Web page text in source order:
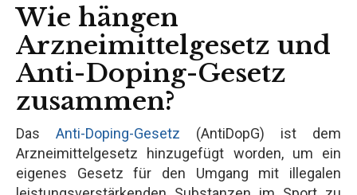
Wie hängen
Arzneimittelgesetz und
Anti-Doping-Gesetz
zusammen?
Das Anti-Doping-Gesetz (AntiDopG) ist dem
Arzneimittelgesetz hinzugefügt worden, um ein
eigenes Gesetz für den Umgang mit illegalen